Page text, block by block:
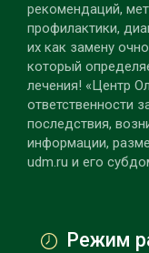
рекомендаций,
профилактики,
их как замену
который
лечения! «Центр
ответственности
последствия,
информации,
udm.ru и его
Режим